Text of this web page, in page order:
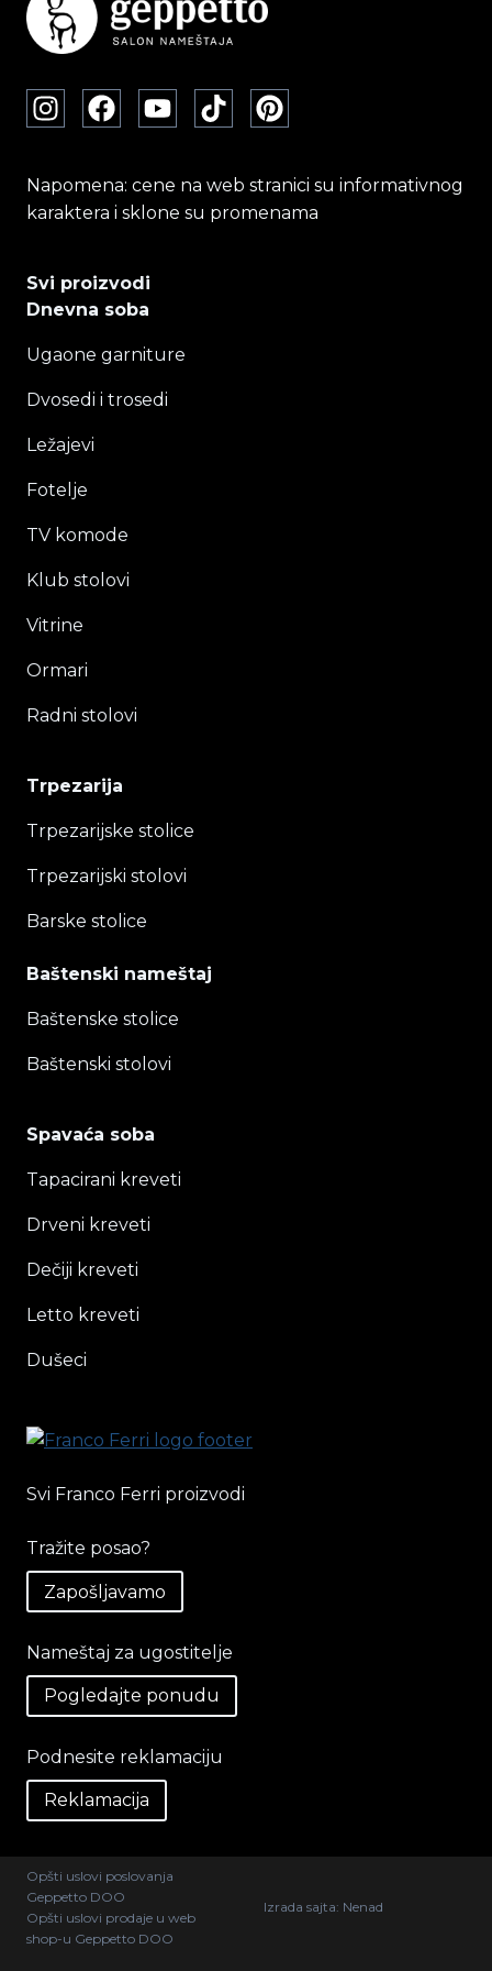
Napomena: cene na web stranici su informativnog
karaktera i sklone su promenama
Svi proizvodi
Dnevna soba
Ugaone garniture
Dvosedi i trosedi
Ležajevi
Fotelje
TV komode
Klub stolovi
Vitrine
Ormari
Radni stolovi
Trpezarija
Trpezarijske stolice
Trpezarijski stolovi
Barske stolice
Baštenski nameštaj
Baštenske stolice
Baštenski stolovi
Spavaća soba
Tapacirani kreveti
Drveni kreveti
Dečiji kreveti
Letto kreveti
Dušeci
Svi Franco Ferri proizvodi
Tražite posao?
Zapošljavamo
Nameštaj za ugostitelje
Pogledajte ponudu
Podnesite reklamaciju
Reklamacija
Opšti uslovi poslovanja
Geppetto DOO
Opšti uslovi prodaje u web
shop-u Geppetto DOO
Izrada sajta: Nenad